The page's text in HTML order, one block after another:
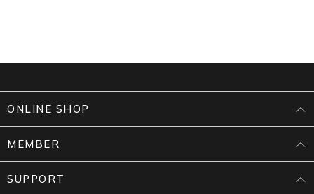
ONLINE SHOP
MEMBER
SUPPORT